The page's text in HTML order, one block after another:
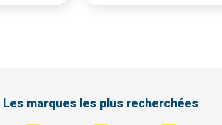
Les marques les plus recherchées